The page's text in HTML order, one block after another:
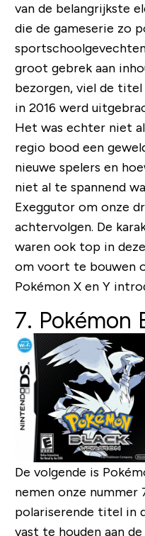
van de belangrijkste
die de gameserie zo
groot gebrek aan
bezorgen, viel de
in 2016 werd
Het was echter niet
regio bood een
nieuwe spelers en
niet al te spannend
Exeggutor om onze
achtervolgen. De
waren ook top in
om voort te bouwen
Pokémon X en Y
7. Pokémon
De volgende is
nemen onze nummer
polariserende titel in
vast te houden aan